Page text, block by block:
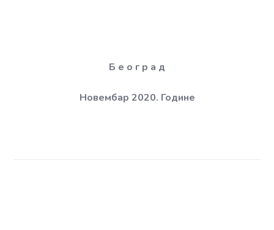
Б е о г р а д
Новембар 2020. Годинe